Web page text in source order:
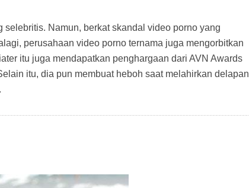
Namun, berkat skandal video porno yang
perusahaan video porno ternama juga mengorbitkan
itu juga mendapatkan penghargaan dari AVN Awards
itu, dia pun membuat heboh saat melahirkan delapan